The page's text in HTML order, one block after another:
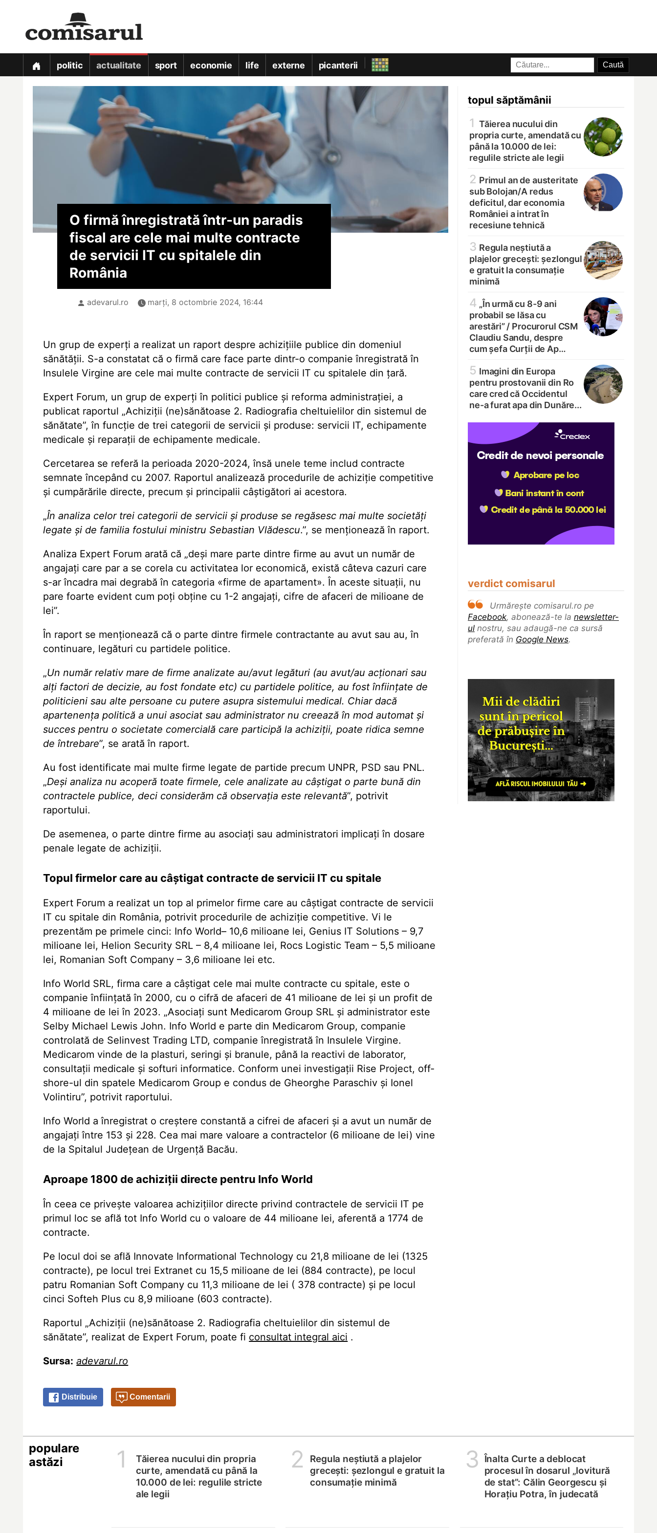
politic actualitate sport economie life externe picanterii
topul săptămânii
1 Tăierea nucului din
propria curte, amendată cu
până la 10.000 de lei:
regulile stricte ale legii
2 Primul an de austeritate
sub Bolojan/A redus
deficitul, dar economia
României a intrat în
recesiune tehnică
3 Regula neștiută a
plajelor grecești: șezlongul
e gratuit la consumație
minimă
4 „În urmă cu 8-9 ani
probabil se lăsa cu
arestări” / Procurorul CSM
Claudiu Sandu, despre
cum șefa Curții de Ap…
5 Imagini din Europa
pentru prostovanii din Ro
care cred că Occidentul
ne-a furat apa din Dunăre...
verdict comisarul
Urmărește comisarul.ro pe
Facebook, abonează-te la newsletter-
ul nostru, sau adaugă-ne ca sursă
preferată în Google News.
O firmă înregistrată într-un paradis
fiscal are cele mai multe contracte
de servicii IT cu spitalele din
România
adevarul.ro marți, 8 octombrie 2024, 16:44
Un grup de experți a realizat un raport despre achizițiile publice din domeniul
sănătății. S-a constatat că o firmă care face parte dintr-o companie înregistrată în
Insulele Virgine are cele mai multe contracte de servicii IT cu spitalele din țară.
Expert Forum, un grup de experți în politici publice şi reforma administraţiei, a
publicat raportul „Achiziții (ne)sănătoase 2. Radiografia cheltuielilor din sistemul de
sănătate”, în funcție de trei categorii de servicii și produse: servicii IT, echipamente
medicale și reparații de echipamente medicale.
Cercetarea se referă la perioada 2020-2024, însă unele teme includ contracte
semnate începând cu 2007. Raportul analizează procedurile de achiziție competitive
și cumpărările directe, precum și principalii câștigători ai acestora.
„În analiza celor trei categorii de servicii și produse se regăsesc mai multe societăți
legate și de familia fostului ministru Sebastian Vlădescu.”, se menționează în raport.
Analiza Expert Forum arată că „deși mare parte dintre firme au avut un număr de
angajați care par a se corela cu activitatea lor economică, există câteva cazuri care
s-ar încadra mai degrabă în categoria «firme de apartament». În aceste situații, nu
pare foarte evident cum poți obține cu 1-2 angajați, cifre de afaceri de milioane de
lei”.
În raport se menționează că o parte dintre firmele contractante au avut sau au, în
continuare, legături cu partidele politice.
„Un număr relativ mare de firme analizate au/avut legături (au avut/au acționari sau
alți factori de decizie, au fost fondate etc) cu partidele politice, au fost înființate de
politicieni sau alte persoane cu putere asupra sistemului medical. Chiar dacă
apartenența politică a unui asociat sau administrator nu creează în mod automat și
succes pentru o societate comercială care participă la achiziții, poate ridica semne
de întrebare”, se arată în raport.
Au fost identificate mai multe firme legate de partide precum UNPR, PSD sau PNL.
„Deși analiza nu acoperă toate firmele, cele analizate au câștigat o parte bună din
contractele publice, deci considerăm că observația este relevantă”, potrivit
raportului.
De asemenea, o parte dintre firme au asociați sau administratori implicați în dosare
penale legate de achiziții.
Topul firmelor care au câștigat contracte de servicii IT cu spitale
Expert Forum a realizat un top al primelor firme care au câștigat contracte de servicii
IT cu spitale din România, potrivit procedurile de achiziție competitive. Vi le
prezentăm pe primele cinci: Info World– 10,6 milioane lei, Genius IT Solutions – 9,7
milioane lei, Helion Security SRL – 8,4 milioane lei, Rocs Logistic Team – 5,5 milioane
lei, Romanian Soft Company – 3,6 milioane lei etc.
Info World SRL, firma care a câștigat cele mai multe contracte cu spitale, este o
companie înființată în 2000, cu o cifră de afaceri de 41 milioane de lei și un profit de
4 milioane de lei în 2023. „Asociați sunt Medicarom Group SRL și administrator este
Selby Michael Lewis John. Info World e parte din Medicarom Group, companie
controlată de Selinvest Trading LTD, companie înregistrată în Insulele Virgine.
Medicarom vinde de la plasturi, seringi și branule, până la reactivi de laborator,
consultații medicale și softuri informatice. Conform unei investigații Rise Project, off-
shore-ul din spatele Medicarom Group e condus de Gheorghe Paraschiv și Ionel
Volintiru”, potrivit raportului.
Info World a înregistrat o creștere constantă a cifrei de afaceri și a avut un număr de
angajați între 153 și 228. Cea mai mare valoare a contractelor (6 milioane de lei) vine
de la Spitalul Județean de Urgență Bacău.
Aproape 1800 de achiziții directe pentru Info World
În ceea ce privește valoarea achizițiilor directe privind contractele de servicii IT pe
primul loc se află tot Info World cu o valoare de 44 milioane lei, aferentă a 1774 de
contracte.
Pe locul doi se află Innovate Informational Technology cu 21,8 milioane de lei (1325
contracte), pe locul trei Extranet cu 15,5 milioane de lei (884 contracte), pe locul
patru Romanian Soft Company cu 11,3 milioane de lei ( 378 contracte) și pe locul
cinci Softeh Plus cu 8,9 milioane (603 contracte).
Raportul „Achiziții (ne)sănătoase 2. Radiografia cheltuielilor din sistemul de
sănătate”, realizat de Expert Forum, poate fi consultat integral aici .
Sursa: adevarul.ro
Distribuie Comentarii
populare
astăzi
1
Tăierea nucului din propria
curte, amendată cu până la
10.000 de lei: regulile stricte
ale legii
2
Regula neștiută a plajelor
grecești: șezlongul e gratuit la
consumație minimă
3
Înalta Curte a deblocat
procesul în dosarul „lovitură
de stat”: Călin Georgescu și
Horațiu Potra, în judecată